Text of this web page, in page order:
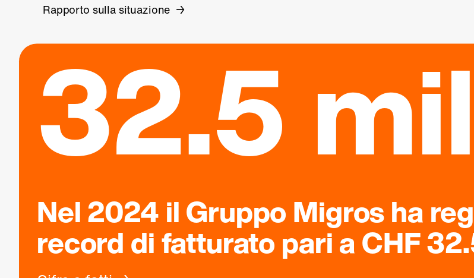
Rapporto sulla situazione
32.5
Nel 2024 il Gruppo Migros ha
record di fatturato pari a CHF